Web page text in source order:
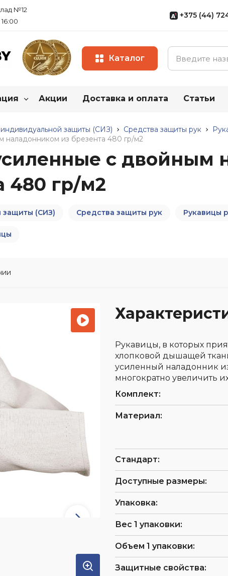
№12
+375 (44)
+375
Все
Каталог
продукции
Обувь рабочая
Летняя обувь
Зимняя обувь
Средства
Средства защиты глаз
Диэлектрические
спецодежду?
(ЭДО)
файлов cookie
Акции Доставка и оплата Статьи
защиты (СИЗ) Средства защиты рук
наладонником из брезента 480 гр/м2
с двойным
480 гр/м2
защиты (СИЗ) Средства защиты рук Рукавицы
Рукавицы, в которых
хлопковой дышащей
усиленный наладонник
многократно увеличить
Комплект:
Материал:
Стандарт:
Доступные размеры:
Упаковка:
Вес 1 упаковки:
Объем 1 упаковки:
Защитные свойства: